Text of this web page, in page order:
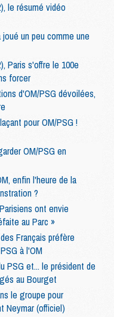
le résumé vidéo
joué un peu comme une
Paris s'offre le 100e
forcer
d'OM/PSG dévoilées,
pour OM/PSG !
OM/PSG en
enfin l'heure de la
?
ont envie
au Parc »
Français préfère
à l'OM
PSG et... le président de
au Bourget
le groupe pour
Neymar (officiel)